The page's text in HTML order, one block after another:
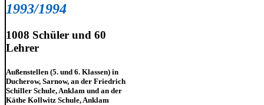
1993/1994
1008 Schüler und 60
Lehrer
Außenstellen (5. und 6. Klassen) in
Ducherow, Sarnow, an der Friedrich
Schiller Schule, Anklam und an der
Käthe Kollwitz Schule, Anklam